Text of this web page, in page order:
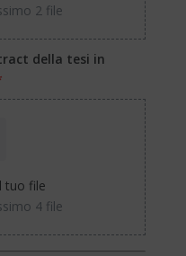
2 file
della tesi in
tuo file
4 file